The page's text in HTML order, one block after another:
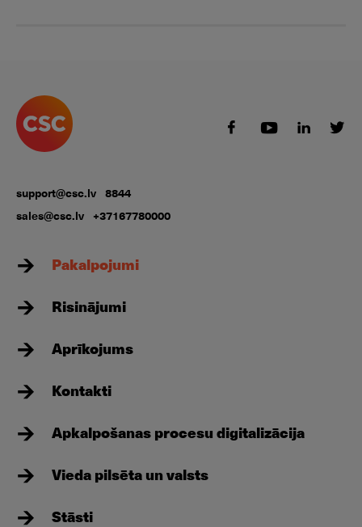
support@csc.lv 8844
sales@csc.lv +37167780000
Pakalpojumi
Risinājumi
Aprīkojums
Kontakti
Apkalpošanas procesu digitalizācija
Vieda pilsēta un valsts
Stāsti